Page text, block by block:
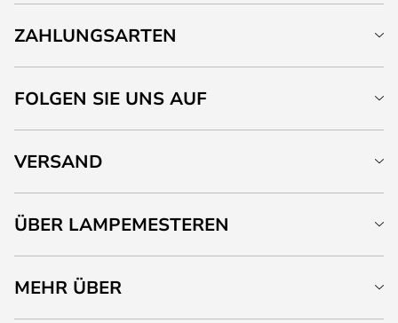
ZAHLUNGSARTEN
FOLGEN SIE UNS AUF
VERSAND
ÜBER LAMPEMESTEREN
MEHR ÜBER